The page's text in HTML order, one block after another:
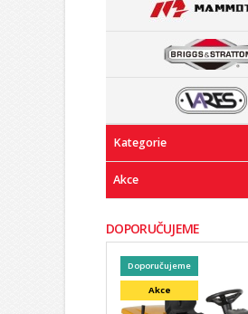
Kategorie
Akce
DOPORUČUJEME
Doporučujeme
Akce